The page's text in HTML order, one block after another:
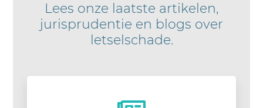
Lees onze laatste artikelen,
jurisprudentie en blogs over
letselschade.